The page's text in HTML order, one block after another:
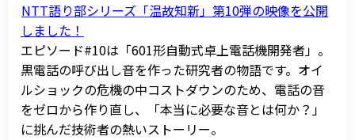
NTT語り部シリーズ「温故知新」第10弾の映像を公開
しました！
エピソード#10は「601形自動式卓上電話機開発者」。
黒電話の呼び出し音を作った研究者の物語です。オイ
ルショックの危機の中コストダウンのため、電話の音
をゼロから作り直し、「本当に必要な音とは何か？」
に挑んだ技術者の熱いストーリー。